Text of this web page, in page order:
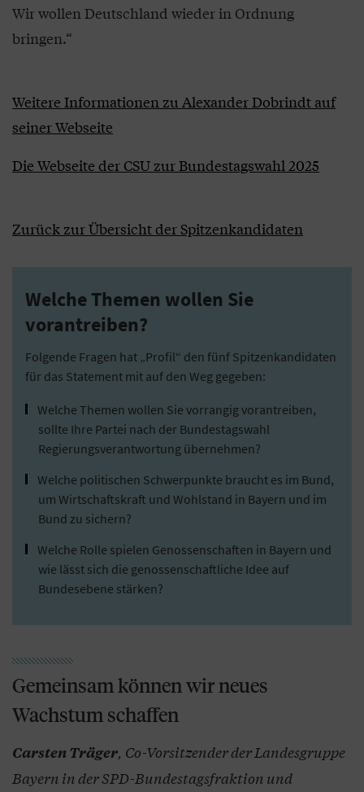
Wir wollen Deutschland wieder in Ordnung
bringen.“
Weitere Informationen zu Alexander Dobrindt auf
seiner Webseite
Die Webseite der CSU zur Bundestagswahl 2025
Zurück zur Übersicht der Spitzenkandidaten
Welche Themen wollen Sie
vorantreiben?
Folgende Fragen hat „Profil“ den fünf Spitzenkandidaten
für das Statement mit auf den Weg gegeben:
Welche Themen wollen Sie vorrangig vorantreiben,
sollte Ihre Partei nach der Bundestagswahl
Regierungsverantwortung übernehmen?
Welche politischen Schwerpunkte braucht es im Bund,
um Wirtschaftskraft und Wohlstand in Bayern und im
Bund zu sichern?
Welche Rolle spielen Genossenschaften in Bayern und
wie lässt sich die genossenschaftliche Idee auf
Bundesebene stärken?
Gemeinsam können wir neues
Wachstum schaffen
Carsten Träger, Co-Vorsitzender der Landesgruppe
Bayern in der SPD-Bundestagsfraktion und